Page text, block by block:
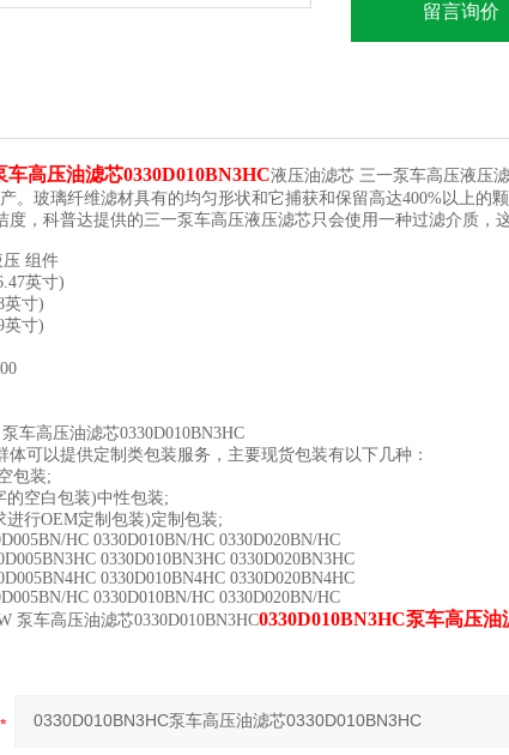
留言询价
车高压油滤芯0330D010BN3HC液压油滤芯 三一泵车高压液压
。玻璃纤维滤材具有的均匀形状和它捕获和保留高达400%以上的
度，科普达提供的三一泵车高压液压滤芯只会使用一种过滤介质，
压 组件
英寸)
英寸)
英寸)
车高压油滤芯0330D010BN3HC
体可以提供定制类包装服务，主要现货包装有以下几种：
包装;
的空白包装)中性包装;
进行OEM定制包装)定制包装;
HC 0330D010BN/HC 0330D020BN/HC
0330D010BN3HC 0330D020BN3HC
0330D010BN4HC 0330D020BN4HC
HC 0330D010BN/HC 0330D020BN/HC
泵车高压油滤芯0330D010BN3HC0330D010BN3HC泵车高压油